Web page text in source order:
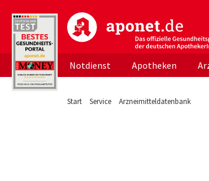
aponet.de - Das offizielle
Notdienst Apotheken
Start Service Arzneimitteldatenbank